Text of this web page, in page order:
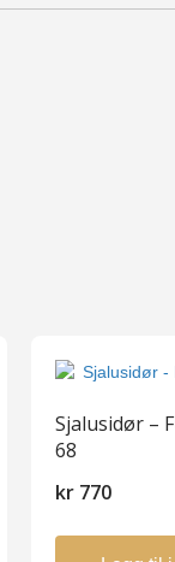
Sjalusidør –
68
kr770